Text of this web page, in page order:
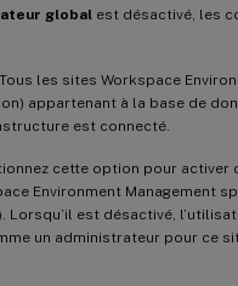
global est désactivé, les
. Tous les sites Workspace
appartenant à la base de
est connecté.
cette option pour
Environment Management
Lorsqu’il est désactivé,
un administrateur pour ce